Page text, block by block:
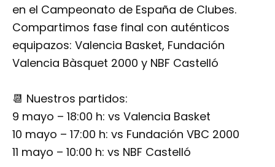
en el Campeonato de España de Clubes.
Compartimos fase final con auténticos
equipazos: Valencia Basket, Fundación
Valencia Bàsquet 2000 y NBF Castelló
📆 Nuestros partidos:
9 mayo – 18:00 h: vs Valencia Basket
10 mayo – 17:00 h: vs Fundación VBC 2000
11 mayo – 10:00 h: vs NBF Castelló